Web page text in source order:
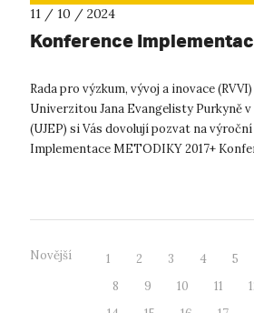
11 / 10 / 2024
Konference
Rada pro výzkum, vývoj a inovace
Univerzitou Jana Evangelisty Purkyně
(UJEP) si Vás dovolují pozvat na
Implementace METODIKY 2017+
Novější 1 2 3 4 5
8
9 10 11